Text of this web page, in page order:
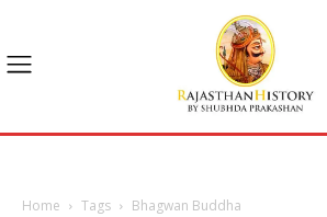
Home Tags Bhagwan Buddha